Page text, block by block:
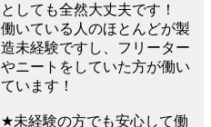
としても全然大丈夫です！
働いている人のほとんどが製
造未経験ですし、フリーター
やニートをしていた方が働い
ています！
★未経験の方でも安心して働